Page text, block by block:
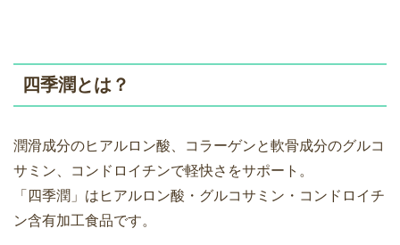
四季潤とは？
潤滑成分のヒアルロン酸、コラーゲンと軟骨成分のグルコ
サミン、コンドロイチンで軽快さをサポート。
「四季潤」はヒアルロン酸・グルコサミン・コンドロイチ
ン含有加工食品です。